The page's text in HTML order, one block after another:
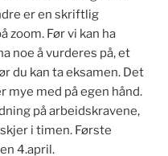
er en skriftlig
zoom. Før vi kan ha
noe å vurderes på, et
du kan ta eksamen. Det
mye med på egen hånd.
på arbeidskravene,
i timen. Første
4.april.